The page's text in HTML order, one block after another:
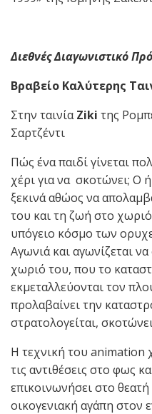
Διεθνές Διαγωνιστικό
Βραβείο Καλύτερης
Στην ταινίαZiki της
Σαρτζέντι
Πώς ένα παιδί γίνεται
χέρι για να σκοτώνει; Ο
ξεκινά αθώος να
του και τη ζωή στο
υπόγειο κόσμο των
Αγωνιά και αγωνίζεται
χωριό του, που το
εκμεταλλεύονται τον
προλαβαίνει την
στρατολογείται,
Η τεχνική του animation
τις αντιθέσεις στο φως
επικοινωνήσει στο
οικογενιακή αγάπη στον